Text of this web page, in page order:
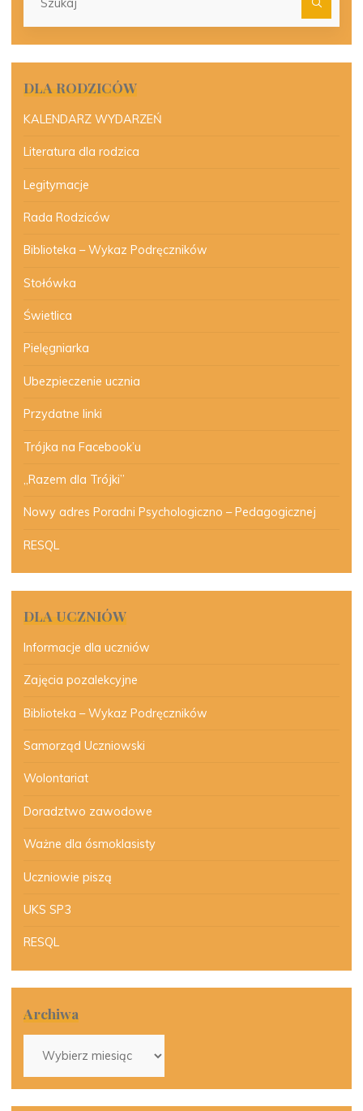
DLA RODZICÓW
KALENDARZ WYDARZEŃ
Literatura dla rodzica
Legitymacje
Rada Rodziców
Biblioteka – Wykaz Podręczników
Stołówka
Świetlica
Pielęgniarka
Ubezpieczenie ucznia
Przydatne linki
Trójka na Facebook’u
„Razem dla Trójki”
Nowy adres Poradni Psychologiczno – Pedagogicznej
RESQL
DLA UCZNIÓW
Informacje dla uczniów
Zajęcia pozalekcyjne
Biblioteka – Wykaz Podręczników
Samorząd Uczniowski
Wolontariat
Doradztwo zawodowe
Ważne dla ósmoklasisty
Uczniowie piszą
UKS SP3
RESQL
Archiwa